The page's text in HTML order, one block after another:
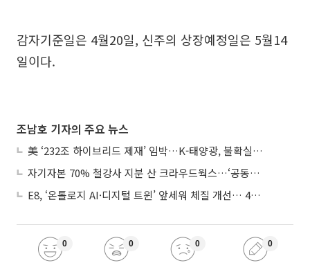
감자기준일은 4월20일, 신주의 상장예정일은 5월14
일이다.
조남호 기자의 주요 뉴스
美 ‘232조 하이브리드 제재’ 임박…K-태양광, 불확실성 털고 날개 다나
자기자본 70% 철강사 지분 산 크라우드웍스…‘공동경영’으로 AI 시너지 낼까
E8, ‘온톨로지 AI·디지털 트윈’ 앞세워 체질 개선… 4분기 흑자전환 총력
0 0 0 0